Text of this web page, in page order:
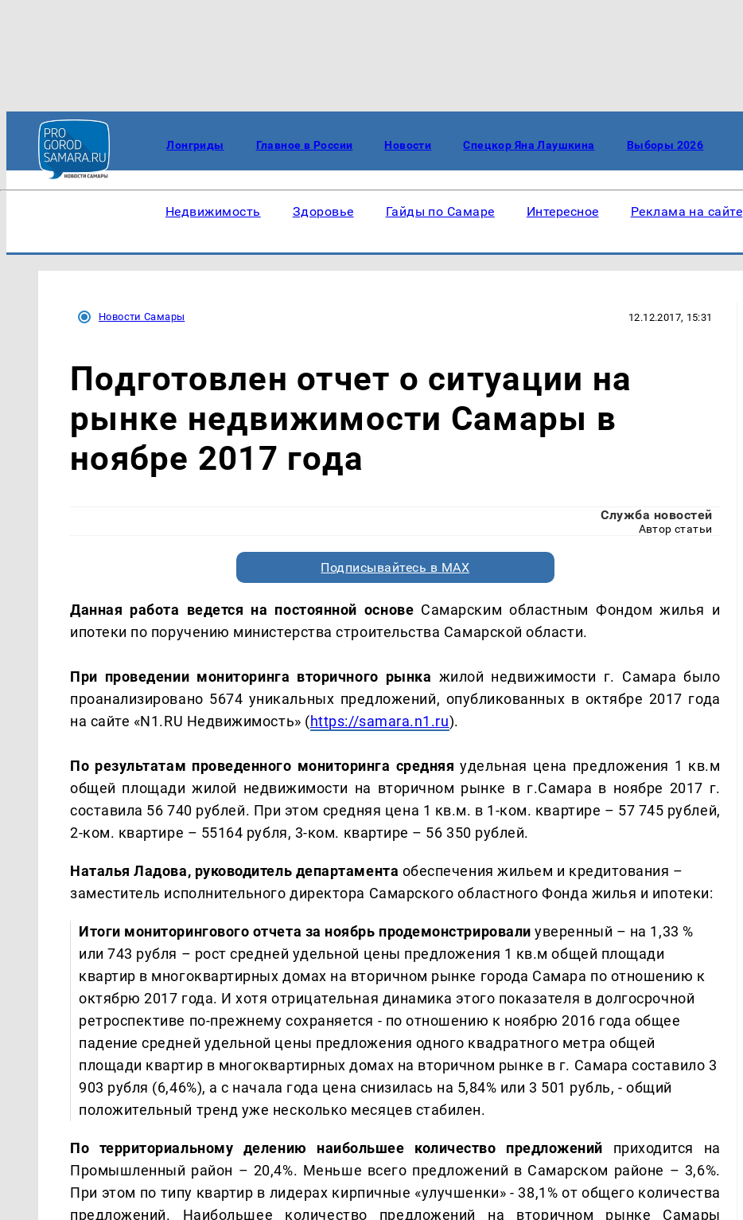
Лонгриды Главное в России Новости Спецкор Яна Лаушкина Выборы 2026
Недвижимость Здоровье Гайды по Самаре Интересное Реклама на сайте
Новости Самары 12.12.2017, 15:31
Подготовлен отчет о ситуации на
рынке недвижимости Самары в
ноябре 2017 года
Служба новостей
Автор статьи
Подписывайтесь в MAX
Данная работа ведется на постоянной основе Самарским областным Фондом жилья и
ипотеки по поручению министерства строительства Самарской области.
При проведении мониторинга вторичного рынка жилой недвижимости г. Самара было
проанализировано 5674 уникальных предложений, опубликованных в октябре 2017 года
на сайте «N1.RU Недвижимость» (https://samara.n1.ru).
По результатам проведенного мониторинга средняя удельная цена предложения 1 кв.м
общей площади жилой недвижимости на вторичном рынке в г.Самара в ноябре 2017 г.
составила 56 740 рублей. При этом средняя цена 1 кв.м. в 1-ком. квартире – 57 745 рублей,
2-ком. квартире – 55164 рубля, 3-ком. квартире – 56 350 рублей.
Наталья Ладова, руководитель департамента обеспечения жильем и кредитования –
заместитель исполнительного директора Самарского областного Фонда жилья и ипотеки:
Итоги мониторингового отчета за ноябрь продемонстрировалиуверенный – на 1,33 %
или 743 рубля – рост средней удельной цены предложения 1 кв.м общей площади
квартир в многоквартирных домах на вторичном рынке города Самара по отношению к
октябрю 2017 года. И хотя отрицательная динамика этого показателя в долгосрочной
ретроспективе по-прежнему сохраняется - по отношению к ноябрю 2016 года общее
падение средней удельной цены предложения одного квадратного метра общей
площади квартир в многоквартирных домах на вторичном рынке в г. Самара составило 3
903 рубля (6,46%), а с начала года цена снизилась на 5,84% или 3 501 рубль, - общий
положительный тренд уже несколько месяцев стабилен.
По территориальному делению наибольшее количество предложений приходится на
Промышленный район – 20,4%. Меньше всего предложений в Самарском районе – 3,6%.
При этом по типу квартир в лидерах кирпичные «улучшенки» - 38,1% от общего количества
предложений. Наибольшее количество предложений на вторичном рынке Самары